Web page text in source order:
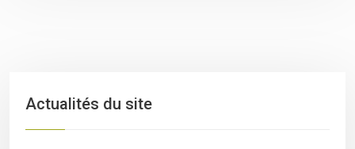
Actualités du site